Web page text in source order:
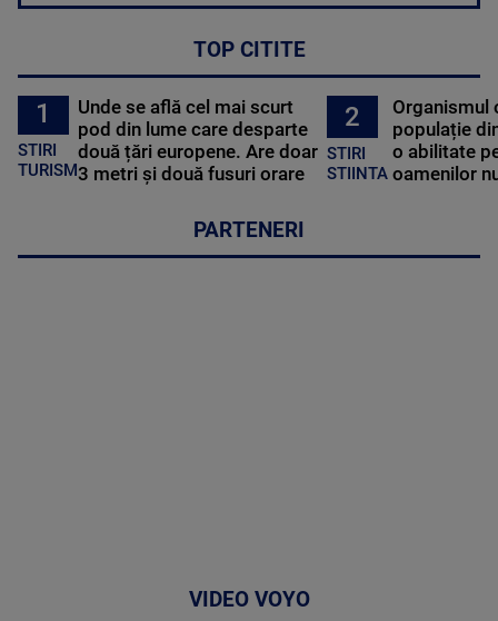
TOP CITITE
1
STIRI
TURISM
Unde se află cel mai scurt
pod din lume care desparte
două țări europene. Are doar
3 metri și două fusuri orare
2
STIRI
STIINTA
Organismul
populație
o abilitate
oamenilor
PARTENERI
VIDEO VOYO